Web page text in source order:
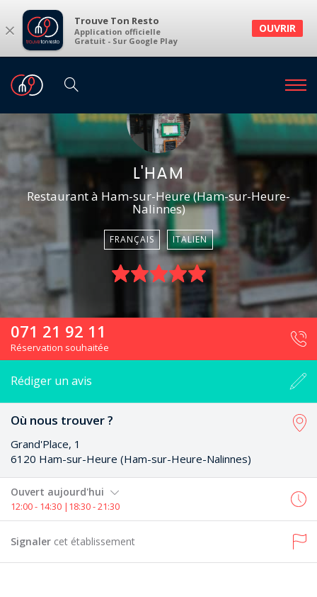
× Trouve Ton Resto
Application officielle
Gratuit - Sur Google Play
OUVRIR
L'HAM
Restaurant à Ham-sur-Heure (Ham-sur-Heure-
Nalinnes)
FRANÇAIS ITALIEN
071 21 92 11
Réservation souhaitée
Rédiger un avis
Où nous trouver ?
Grand'Place, 1
6120 Ham-sur-Heure (Ham-sur-Heure-Nalinnes)
Ouvert aujourd'hui
12:00 - 14:30 |18:30 - 21:30
Signaler cet établissement